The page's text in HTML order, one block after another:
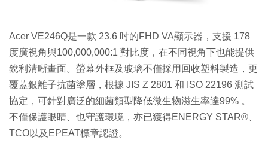
Acer VE246Q是一款 23.6 吋的FHD VA顯示器，支援 178
度廣視角與100,000,000:1 對比度，在不同視角下也能提供
銳利清晰畫面。螢幕外框及玻璃不僅採用回收塑料製造，更
覆蓋銀離子抗菌塗層，根據 JIS Z 2801 和 ISO 22196 測試
協定，可針對廣泛的細菌類型降低微生物滋生率達99% 。
不僅保護眼睛、也守護環境，亦已獲得ENERGY STAR®、
TCO以及EPEAT標章認證。